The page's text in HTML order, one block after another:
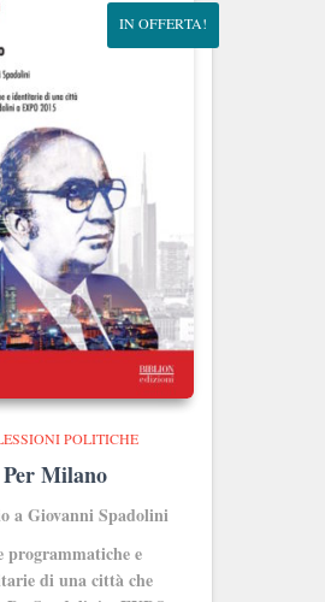
IN OFFERTA!
POLITICHE
Per Milano
a Giovanni Spadolini
programmatiche e
di una città che